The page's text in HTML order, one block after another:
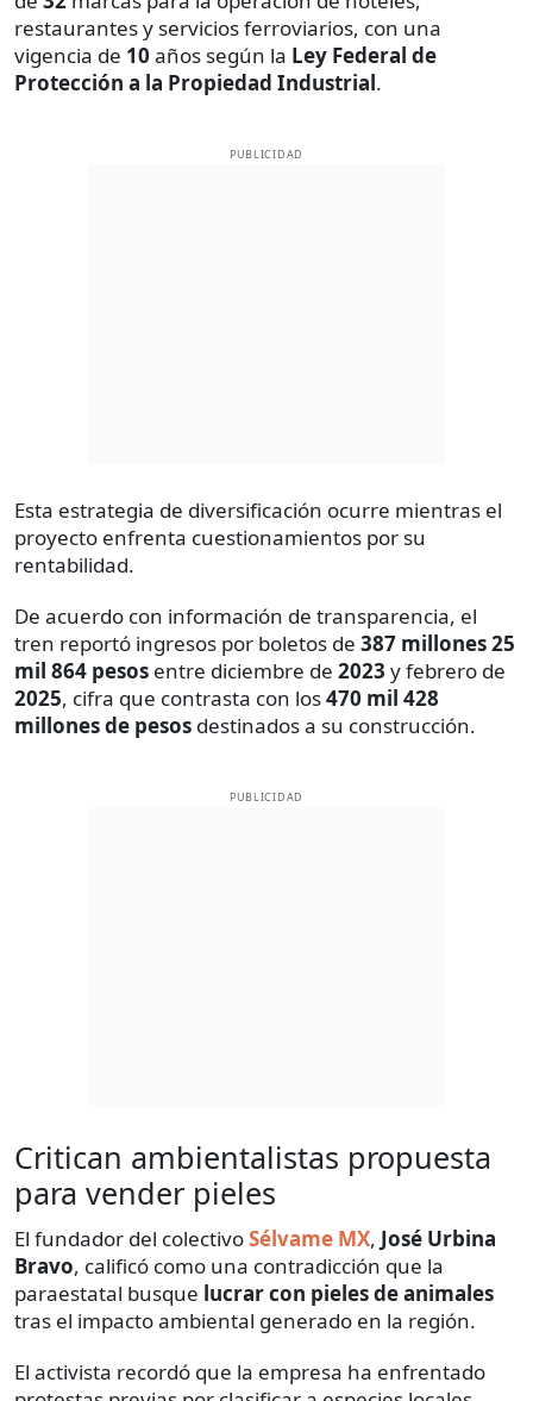
restaurantes y servicios ferroviarios, con una
vigencia de 10 años según la Ley Federal de
Protección a la Propiedad Industrial.
PUBLICIDAD
Esta estrategia de diversificación ocurre mientras el
proyecto enfrenta cuestionamientos por su
rentabilidad.
De acuerdo con información de transparencia, el
tren reportó ingresos por boletos de 387 millones 25
mil 864 pesos entre diciembre de 2023 y febrero de
2025, cifra que contrasta con los470 mil 428
millones de pesos destinados a su construcción.
PUBLICIDAD
Critican ambientalistas propuesta
para vender pieles
El fundador del colectivoSélvame MX, José Urbina
Bravo, calificó como una contradicción que la
paraestatal busque lucrar con pieles de animales
tras el impacto ambiental generado en la región.
El activista recordó que la empresa ha enfrentado